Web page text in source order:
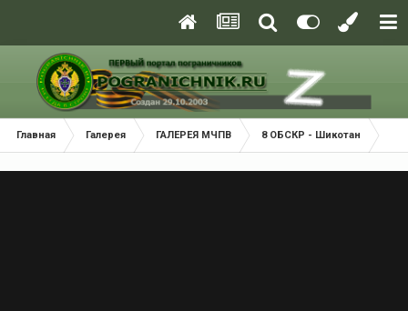
Главная Галерея ГАЛЕРЕЯ МЧПВ 8 ОБСКР - Шикотан